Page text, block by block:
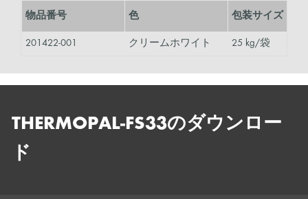
物品番号 色 包装サイズ
201422-001 クリームホワイト 25 kg/袋
THERMOPAL-FS33のダウンロー
ド